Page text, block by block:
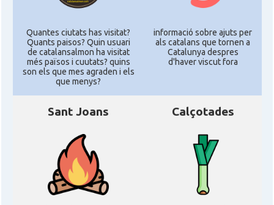
Quantes ciutats has visitat?
Quants paisos? Quin usuari
de catalansalmon ha visitat
més països i cuutats? quins
son els que mes agraden i els
que menys?
informació sobre ajuts per
als catalans que tornen a
Catalunya despres
d'haver viscut fora
Sant Joans Calçotades